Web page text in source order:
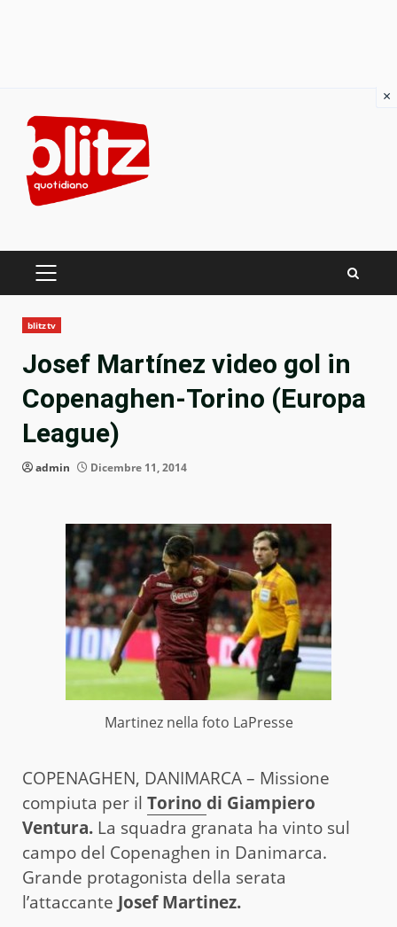
content
PRIMARY
blitztv
Josef Martínez video gol in
Copenaghen-Torino (Europa
League)
admin Dicembre 11, 2014
Martinez nella foto LaPresse
COPENAGHEN, DANIMARCA – Missione
compiuta per il Torino di Giampiero
Ventura. La squadra granata ha vinto sul
campo del Copenaghen in Danimarca.
Grande protagonista della serata
l’attaccante Josef Martinez.
×